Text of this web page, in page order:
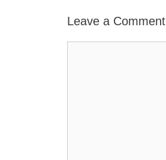
Leave a Comment